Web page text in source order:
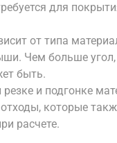
для
от типа
Чем больше
быть.
и подгонке
которые
расчете.